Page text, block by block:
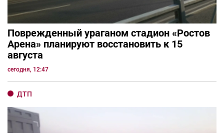
Поврежденный ураганом стадион «Ростов
Арена» планируют восстановить к 15
августа
сегодня, 12:47
ДТП